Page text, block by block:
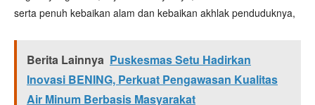
serta penuh kebaikan alam dan kebaikan akhlak penduduknya,
Berita Lainnya Puskesmas Setu Hadirkan
Inovasi BENING, Perkuat Pengawasan Kualitas
Air Minum Berbasis Masyarakat